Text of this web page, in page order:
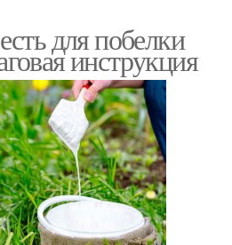
для побелки
инструкция